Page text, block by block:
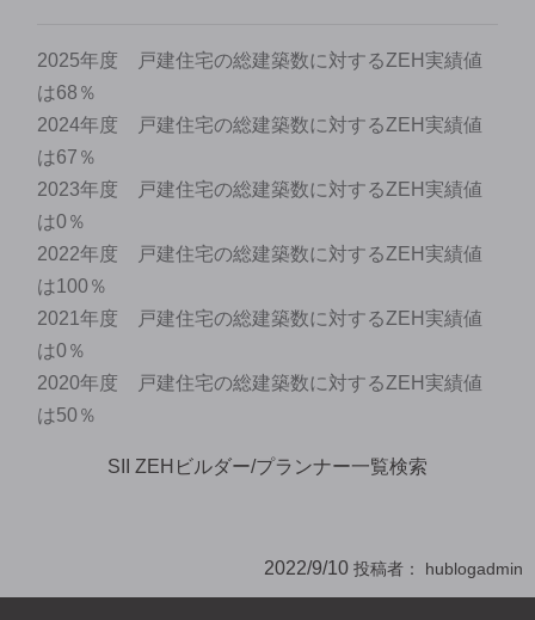
2025年度 戸建住宅の総建築数に対するZEH実績値
は68％
2024年度 戸建住宅の総建築数に対するZEH実績値
は67％
2023年度 戸建住宅の総建築数に対するZEH実績値
は0％
2022年度 戸建住宅の総建築数に対するZEH実績値
は100％
2021年度 戸建住宅の総建築数に対するZEH実績値
は0％
2020年度 戸建住宅の総建築数に対するZEH実績値
は50％
SII ZEHビルダー/プランナー一覧検索
2022/9/10 投稿者： hublogadmin